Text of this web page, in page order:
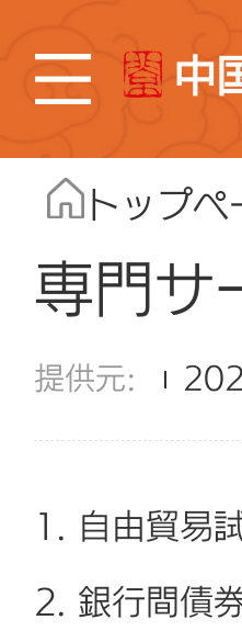
中
トップ
専門サ
1. 自由貿易
2. 銀行間債